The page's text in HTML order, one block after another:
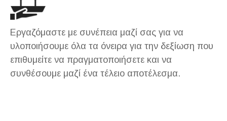
Εργαζόμαστε με συνέπεια μαζί σας για να
υλοποιήσουμε όλα τα όνειρα για την δεξίωση που
επιθυμείτε να πραγματοποιήσετε και να
συνθέσουμε μαζί ένα τέλειο αποτέλεσμα.